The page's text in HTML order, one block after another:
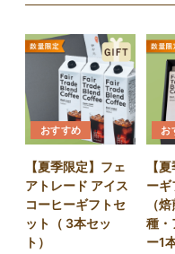
おすすめ
【夏季限定】フェ
アトレード アイス
コーヒーギフトセ
ット（ 3本セッ
ト）
お
【
ーギ
（
種・
ー1